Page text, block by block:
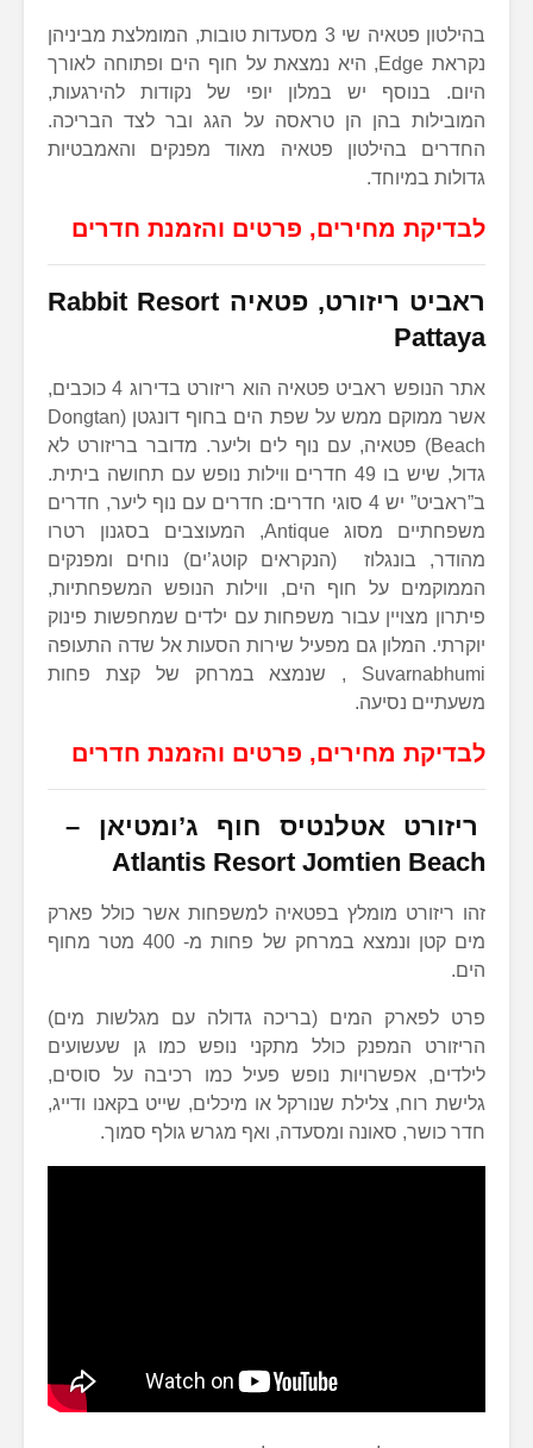
בהילטון פטאיה שי 3 מסעדות טובות, המומלצת מביניהן
נקראת Edge, היא נמצאת על חוף הים ופתוחה לאורך
היום. בנוסף יש במלון יופי של נקודות להירגעות,
המובילות בהן הן טראסה על הגג ובר לצד הבריכה.
החדרים בהילטון פטאיה מאוד מפנקים והאמבטיות
גדולות במיוחד.
לבדיקת מחירים, פרטים והזמנת חדרים
ראביט ריזורט, פטאיה Rabbit Resort
Pattaya
אתר הנופש ראביט פטאיה הוא ריזורט בדירוג 4 כוכבים,
אשר ממוקם ממש על שפת הים בחוף דונגטן (Dongtan
Beach) פטאיה, עם נוף לים וליער. מדובר בריזורט לא
גדול, שיש בו 49 חדרים ווילות נופש עם תחושה ביתית.
ב”ראביט” יש 4 סוגי חדרים: חדרים עם נוף ליער, חדרים
משפחתיים מסוג Antique, המעוצבים בסגנון רטרו
מהודר, בונגלוז (הנקראים קוטג’ים) נוחים ומפנקים
הממוקמים על חוף הים, ווילות הנופש המשפחתיות,
פיתרון מצויין עבור משפחות עם ילדים שמחפשות פינוק
יוקרתי. המלון גם מפעיל שירות הסעות אל שדה התעופה
Suvarnabhumi , שנמצא במרחק של קצת פחות
משעתיים נסיעה.
לבדיקת מחירים, פרטים והזמנת חדרים
ריזורט אטלנטיס חוף ג’ומטיאן –
Atlantis Resort Jomtien Beach
זהו ריזורט מומלץ בפטאיה למשפחות אשר כולל פארק
מים קטן ונמצא במרחק של פחות מ- 400 מטר מחוף
הים.
פרט לפארק המים (בריכה גדולה עם מגלשות מים)
הריזורט המפנק כולל מתקני נופש כמו גן שעשועים
לילדים, אפשרויות נופש פעיל כמו רכיבה על סוסים,
גלישת רוח, צלילת שנורקל או מיכלים, שייט בקאנו ודייג,
חדר כושר, סאונה ומסעדה, ואף מגרש גולף סמוך.